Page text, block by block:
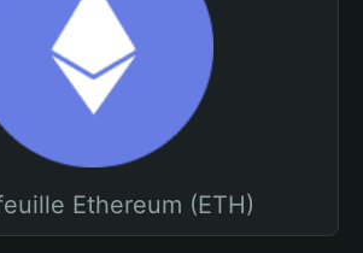
Ethereum (ETH)